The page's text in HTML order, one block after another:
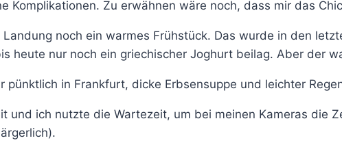
Komplikationen. Zu erwähnen wäre noch, dass mir das
noch ein warmes Frühstück. Das wurde in den
heute nur noch ein griechischer Joghurt beilag. Aber der
in Frankfurt, dicke Erbsensuppe und leichter
und ich nutzte die Wartezeit, um bei meinen Kameras die